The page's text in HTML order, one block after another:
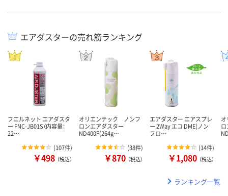
エアダスターの売れ筋ランキング
フエルネット エアダスタ
ー FNC-JB01S（内容量：
22…
(107件)
￥498 （税込）
オリエンテック ノンフ
ロンエアダスター
ND400F(264g…
(38件)
￥870 （税込）
エアダスター エアスプレ
ー 2Way エコ DME(ノン
フロ…
(14件)
￥1,080 （税込）
ランキング一覧